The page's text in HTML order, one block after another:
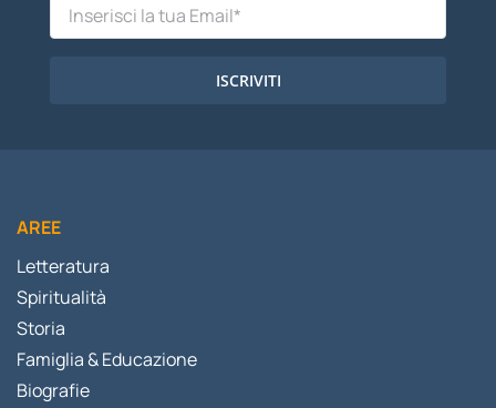
ISCRIVITI
AREE
Letteratura
Spiritualità
Storia
Famiglia & Educazione
Biografie